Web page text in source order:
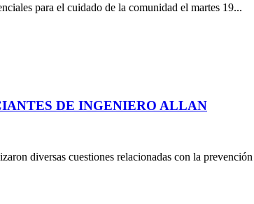
para el cuidado de la comunidad el martes 19...
DE INGENIERO ALLAN
diversas cuestiones relacionadas con la